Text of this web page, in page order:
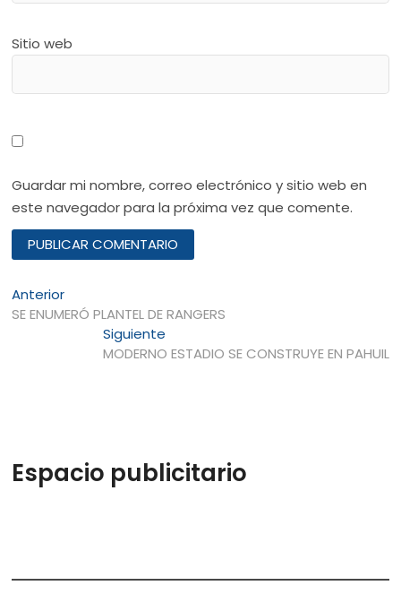
Sitio web
Guardar mi nombre, correo electrónico y sitio web en
este navegador para la próxima vez que comente.
Navegación
de
entradas
AnteriorEntrada
anterior:
SE ENUMERÓ PLANTEL DE RANGERS
SiguienteEntrada
siguiente:
MODERNO ESTADIO SE CONSTRUYE EN PAHUIL
Espacio publicitario